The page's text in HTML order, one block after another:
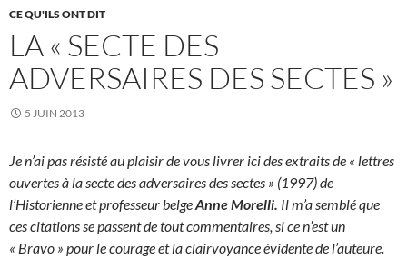
CE QU'ILS ONT DIT
LA « SECTE DES
ADVERSAIRES DES SECTES »
5 JUIN 2013
Je n’ai pas résisté au plaisir de vous livrer ici des extraits de « lettres
ouvertes à la secte des adversaires des sectes » (1997) de
l’Historienne et professeur belgeAnne Morelli. Il m’a semblé que
ces citations se passent de tout commentaires, si ce n’est un
« Bravo » pour le courage et la clairvoyance évidente de l’auteure.